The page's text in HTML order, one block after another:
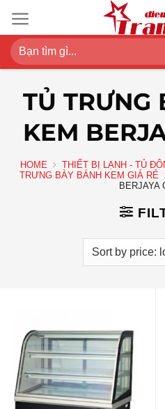
đến
nội
dung
Search
for:
TỦ TRƯNG
KEM
HOME THIẾT BỊ LẠNH - TỦ
TRƯNG BÀY BÁNH KEM GIÁ RẺ
BERJAYA